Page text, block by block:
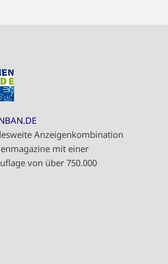
Anzeigenkombination
mit einer
von über 750.000